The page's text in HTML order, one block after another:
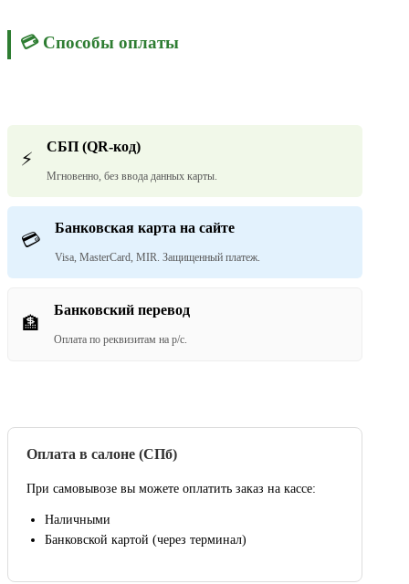
💳 Способы оплаты
⚡
СБП (QR-код)
Мгновенно, без ввода данных карты.
💳
Банковская карта на сайте
Visa, MasterCard, MIR. Защищенный платеж.
🏦
Банковский перевод
Оплата по реквизитам на р/с.
Оплата в салоне (СПб)
При самовывозе вы можете оплатить заказ на кассе:
Наличными
Банковской картой (через терминал)